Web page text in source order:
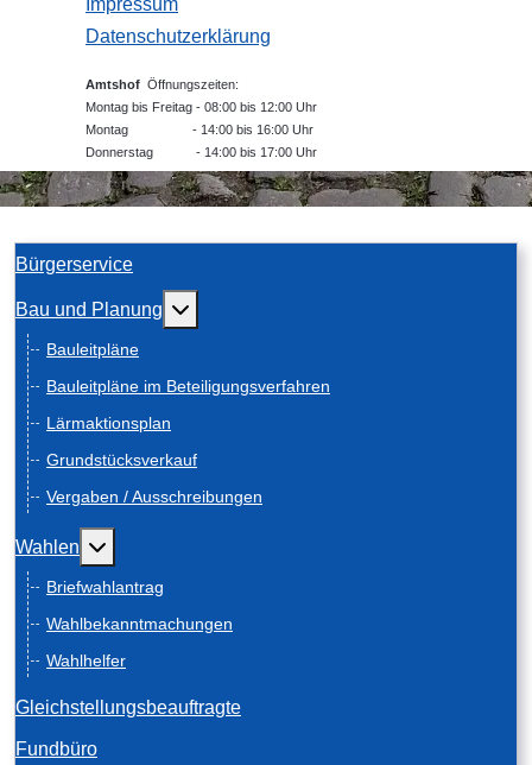
Impressum
Datenschutzerklärung
Amtshof Öffnungszeiten:
Montag bis Freitag - 08:00 bis 12:00 Uhr
Montag - 14:00 bis 16:00 Uhr
Donnerstag - 14:00 bis 17:00 Uhr
Bürgerservice
Bau und Planung Weitere Informationen: Bau und Planung
Bauleitpläne
Bauleitpläne im Beteiligungsverfahren
Lärmaktionsplan
Grundstücksverkauf
Vergaben / Ausschreibungen
Wahlen Weitere Informationen: Wahlen
Briefwahlantrag
Wahlbekanntmachungen
Wahlhelfer
Gleichstellungsbeauftragte
Fundbüro